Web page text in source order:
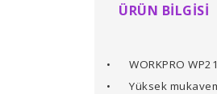
ÜRÜN BILGISI
•
WORKPRO
•
Yüksek